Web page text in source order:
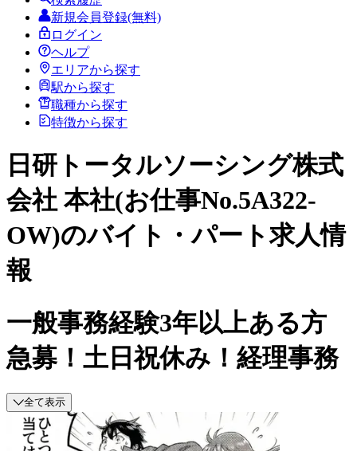
新規会員登録(無料)
ログイン
ヘルプ
エリアから探す
駅から探す
職種から探す
特徴から探す
日研トータルソーシング株式
会社 本社(お仕事No.5A322-
OW)のバイト・パート求人情
報
一般事務経験3年以上ある方
急募！土日祝休み！経理事務
全て表示